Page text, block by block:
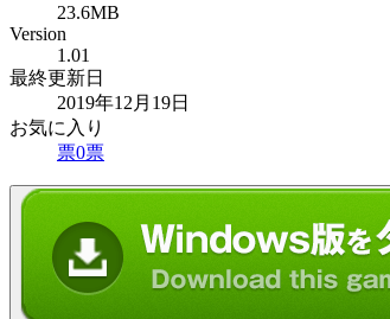
23.6MB
Version
1.01
最終更新日
2019年12月19日
お気に入り
票0票